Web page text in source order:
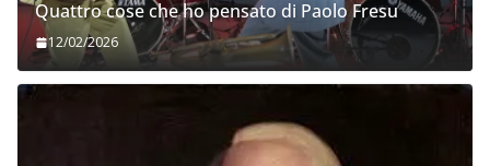
Quattro cose che ho pensato di Paolo Fresu
12/02/2026